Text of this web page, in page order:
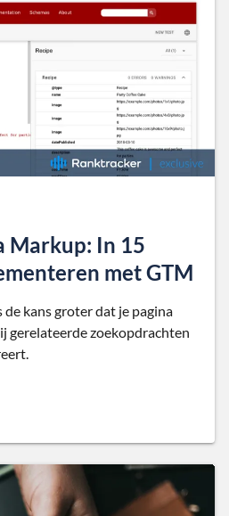
Markup: In 15
met GTM
kans groter dat je pagina
gerelateerde zoekopdrachten